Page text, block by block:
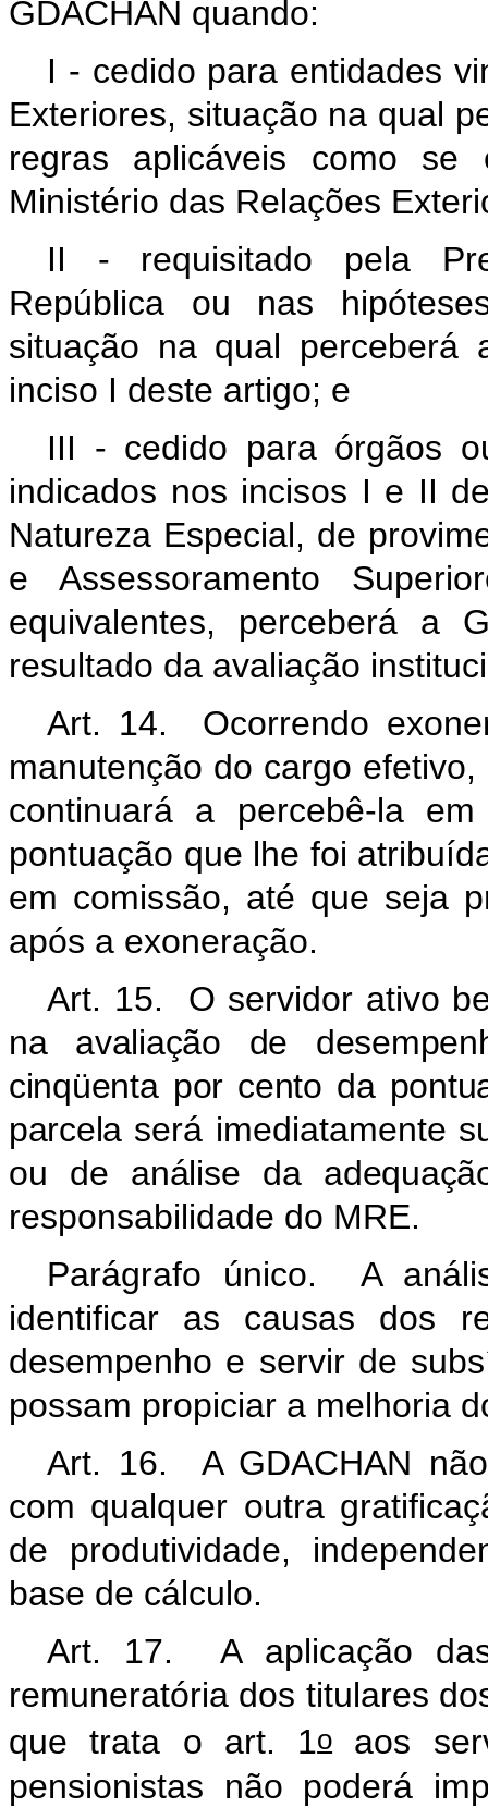
GDACHAN quando:
I - cedido para entidades
Exteriores, situação na qual
regras aplicáveis como se
Ministério das Relações
II - requisitado pela
República ou nas
situação na qual perceberá
inciso I deste artigo; e
III - cedido para órgãos
indicados nos incisos I e II
Natureza Especial, de
e Assessoramento
equivalentes, perceberá a
resultado da avaliação
Art. 14. Ocorrendo
manutenção do cargo
continuará a percebê-la
pontuação que lhe foi
em comissão, até que seja
após a exoneração.
Art. 15. O servidor ativo
na avaliação de
cinqüenta por cento da
parcela será imediatamente
ou de análise da
responsabilidade do MRE.
Parágrafo único. A
identificar as causas dos
desempenho e servir de
possam propiciar a melhoria
Art. 16. A GDACHAN
com qualquer outra
de produtividade,
base de cálculo.
Art. 17. A aplicação
remuneratória dos titulares
que trata o art. 1oaos
pensionistas não poderá